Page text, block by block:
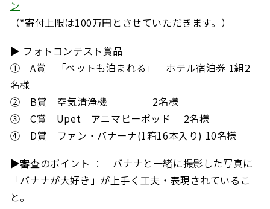
ン
（*寄付上限は100万円とさせていただきます。）
▶ フォトコンテスト賞品
① A賞 「ペットも泊まれる」 ホテル宿泊券 1組2
名様
② B賞 空気清浄機 2名様
③ C賞 Upet アニマピーポッド 2名様
④ D賞 ファン・バナーナ(1箱16本入り) 10名様
▶審査のポイント ： バナナと一緒に撮影した写真に
「バナナが大好き」が上手く工夫・表現されているこ
と。